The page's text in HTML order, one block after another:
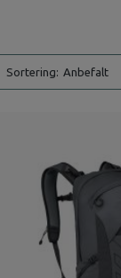
Anbefalt